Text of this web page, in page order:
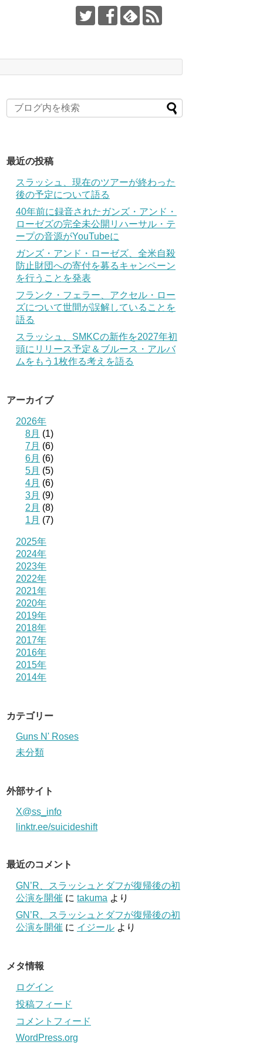
最近の投稿
スラッシュ、現在のツアーが終わった
後の予定について語る
40年前に録音されたガンズ・アンド・
ローゼズの完全未公開リハーサル・テ
ープの音源がYouTubeに
ガンズ・アンド・ローゼズ、全米自殺
防止財団への寄付を募るキャンペーン
を行うことを発表
フランク・フェラー、アクセル・ロー
ズについて世間が誤解していることを
語る
スラッシュ、SMKCの新作を2027年初
頭にリリース予定＆ブルース・アルバ
ムをもう1枚作る考えを語る
アーカイブ
2026年
8月 (1)
7月 (6)
6月 (6)
5月 (5)
4月 (6)
3月 (9)
2月 (8)
1月 (7)
2025年
2024年
2023年
2022年
2021年
2020年
2019年
2018年
2017年
2016年
2015年
2014年
カテゴリー
Guns N' Roses
未分類
外部サイト
X@ss_info
linktr.ee/suicideshift
最近のコメント
GN’R、スラッシュとダフが復帰後の初
公演を開催 に takuma より
GN’R、スラッシュとダフが復帰後の初
公演を開催 に イジール より
メタ情報
ログイン
投稿フィード
コメントフィード
WordPress.org